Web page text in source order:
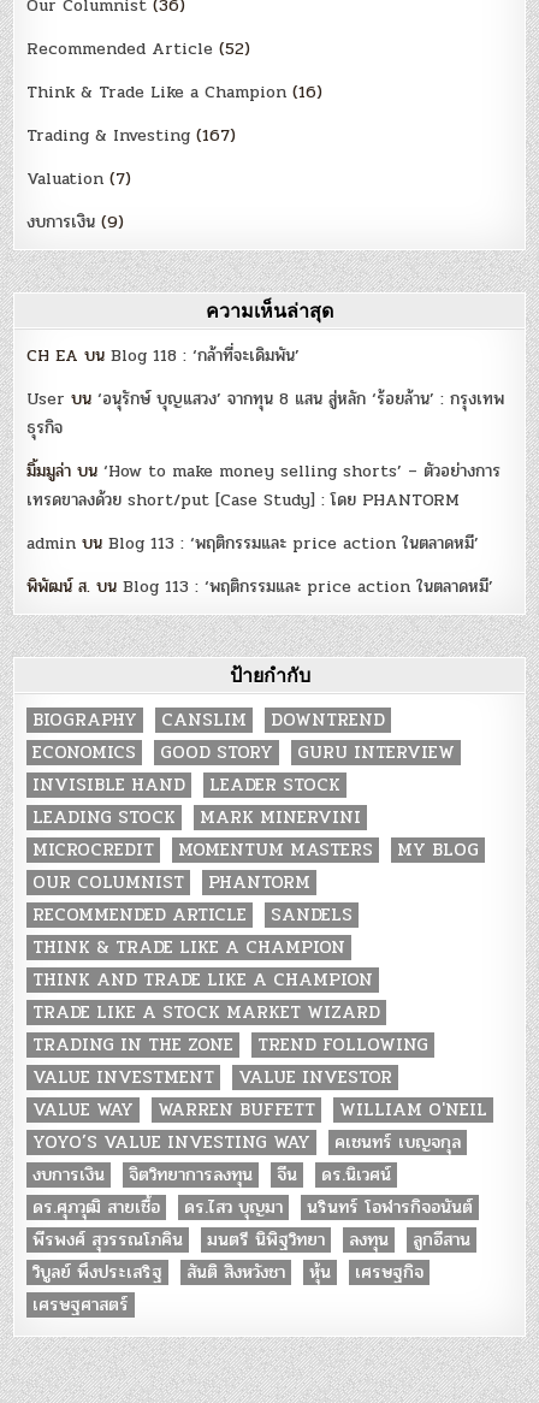
Our Columnist (36)
Recommended Article (52)
Think & Trade Like a Champion (16)
Trading & Investing (167)
Valuation (7)
งบการเงิน (9)
ความเห็นล่าสุด
CH EA บนBlog 118 : ‘กล้าที่จะเดิมพัน’
User บน‘อนุรักษ์ บุญแสวง’ จากทุน 8 แสน สู่หลัก ‘ร้อยล้าน’ : กรุงเทพ
ธุรกิจ
มิ้มมูล่า บน‘How to make money selling shorts’ – ตัวอย่างการ
เทรดขาลงด้วย short/put [Case Study] : โดย PHANTORM
admin บนBlog 113 : ‘พฤติกรรมและ price action ในตลาดหมี’
พิพัฒน์ ส. บนBlog 113 : ‘พฤติกรรมและ price action ในตลาดหมี’
ป้ายกำกับ
BIOGRAPHY CANSLIM
DOWNTREND
ECONOMICS
GOOD STORY
GURU INTERVIEW
INVISIBLE HAND
LEADER STOCK
LEADING STOCK
MARK MINERVINI
MICROCREDIT
MOMENTUM MASTERS
MY BLOG
OUR COLUMNIST
PHANTORM
RECOMMENDED ARTICLE
SANDELS
THINK & TRADE LIKE A CHAMPION
THINK AND TRADE LIKE A CHAMPION
TRADE LIKE A STOCK MARKET WIZARD
TRADING IN THE ZONE
TREND FOLLOWING
VALUE INVESTMENT
VALUE INVESTOR
VALUE WAY
WARREN BUFFETT
WILLIAM O'NEIL
YOYO’S VALUE INVESTING WAY
คเชนทร์ เบญจกุล
งบการเงิน
จิตวิทยาการลงทุน จีน
ดร.นิเวศน์
ดร.ศุภวุฒิ สายเชื้อ
ดร.ไสว บุญมา
นรินทร์ โอฬารกิจอนันต์
พีรพงศ์ สุวรรณโภคิน
มนตรี นิพิฐวิทยา ลงทุน
ลูกอีสาน
วิบูลย์ พึงประเสริฐ
สันติ สิงหวังชา หุ้น
เศรษฐกิจ
เศรษฐศาสตร์